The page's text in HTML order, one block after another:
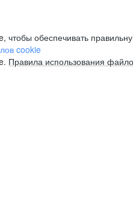
обеспечивать
cookie
Правила использования